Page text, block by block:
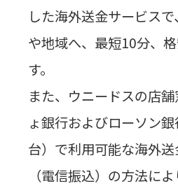
した海外送金サービス
や地域へ、最短10分、
す。
また、ウニードスの店
ょ銀行およびローソン
台）で利用可能な海外
（電信振込）の方法に